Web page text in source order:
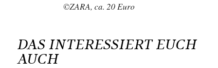
©ZARA, ca. 20 Euro
DAS INTERESSIERT EUCH
AUCH